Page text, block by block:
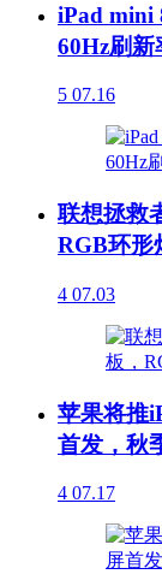
iPad mini
60Hz刷新
5 07.16
联想拯救
RGB环形
4 07.03
苹果将推
首发，秋
4 07.17